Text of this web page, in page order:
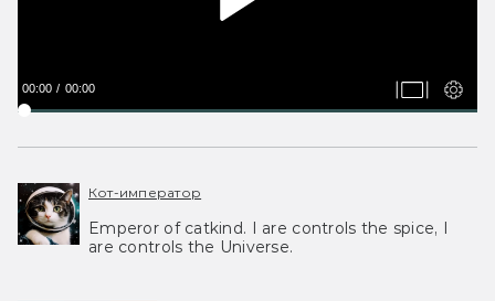
00:00 00:00
Кот-император
Emperor of catkind. I are controls the spice, I
are controls the Universe.